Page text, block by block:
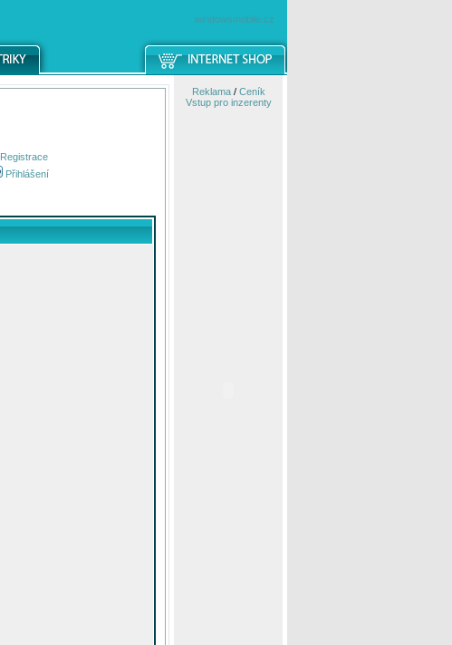
windowsmobile.cz
Registrace
Přihlášení
Reklama/ Ceník
Vstup pro inzerenty